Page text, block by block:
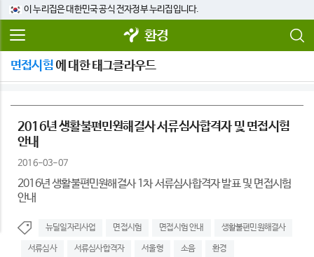
이 누리집은 대한민국 공식 전자정부 누리집입니다.
환경
면접시험에 대한 태그클라우드
2016년 생활불편민원해결사 서류심사합격자 및 면접시험
안내
2016-03-07
2016년 생활불편민원해결사 1차 서류심사합격자 발표 및 면접시험
안내
뉴딜일자리사업 면접시험 면접시험 안내 생활불편민원해결사
서류심사 서류심사합격자 서울형 소음 환경